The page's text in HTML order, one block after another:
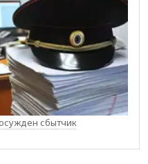
сбытчик